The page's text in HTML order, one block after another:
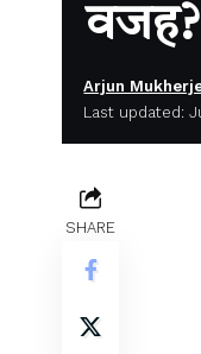
वजह?
Last updated:
Arjun
SHARE